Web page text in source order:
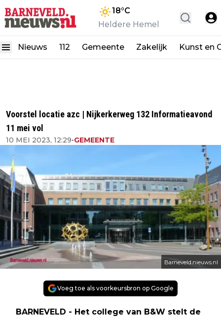
18°C
Heldere Hemel
Nieuws 112 Gemeente Zakelijk Kunst en
Voorstel locatie azc | Nijkerkerweg 132 Informatieavond
11 mei vol
10 MEI 2023, 12:29•GEMEENTE
Barneveld.nieuws.nl
Voeg toe als voorkeursbron op Google
BARNEVELD - Het college van B&W stelt de